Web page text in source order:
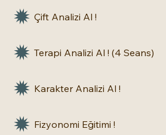
Karakter Analizi Al !
Terapi Analizi Al ! (4 Seans)
Çift Analizi Al !
Fizyonomi Eğitimi !